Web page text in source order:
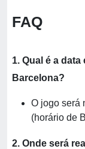
FAQ
1. Qual é a
Barcelona?
O jogo será
(horário de
2. Onde será